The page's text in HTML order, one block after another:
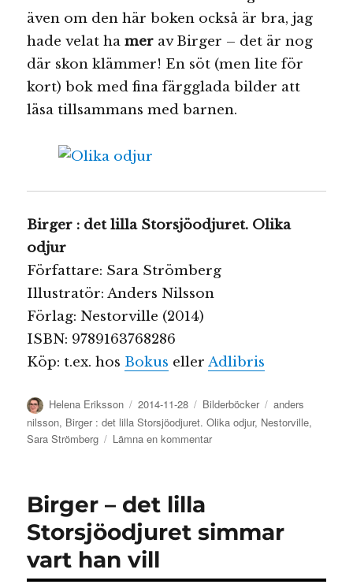
även om den här boken också är bra, jag
hade velat hamer av Birger – det är nog
där skon klämmer! En söt (men lite för
kort) bok med fina färgglada bilder att
läsa tillsammans med barnen.
Birger : det lilla Storsjöodjuret. Olika
odjur
Författare: Sara Strömberg
Illustratör: Anders Nilsson
Förlag: Nestorville (2014)
ISBN: 9789163768286
Köp: t.ex. hos Bokus ellerAdlibris
Författare
Helena Eriksson
Publicerat
den
2014-11-28 Kategorier
Bilderböcker Etiketter
anders
nilsson, Birger : det lilla Storsjöodjuret. Olika odjur, Nestorville,
Sara Strömberg
Lämna en kommentartill
Storsjöodjuret.
Olika
Birger – det lilla
Storsjöodjuret simmar
vart han vill